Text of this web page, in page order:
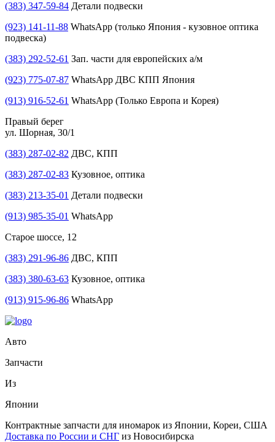
(383) 347-59-84 Детали подвески
(923) 141-11-88 WhatsApp (только Япония - кузовное оптика
подвеска)
(383) 292-52-61 Зап. части для европейских а/м
(923) 775-07-87 WhatsApp ДВС КПП Япония
(913) 916-52-61 WhatsApp (Только Европа и Корея)
Правый берег
ул. Шорная, 30/1
(383) 287-02-82 ДВС, КПП
(383) 287-02-83 Кузовное, оптика
(383) 213-35-01 Детали подвески
(913) 985-35-01 WhatsApp
Старое шоссе, 12
(383) 291-96-86 ДВС, КПП
(383) 380-63-63 Кузовное, оптика
(913) 915-96-86 WhatsApp
Авто
Запчасти
Из
Японии
Контрактные запчасти для иномарок из Японии, Кореи, США
Доставка по России и СНГ из Новосибирска